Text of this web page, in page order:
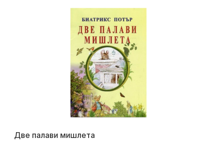
Две палави мишлета